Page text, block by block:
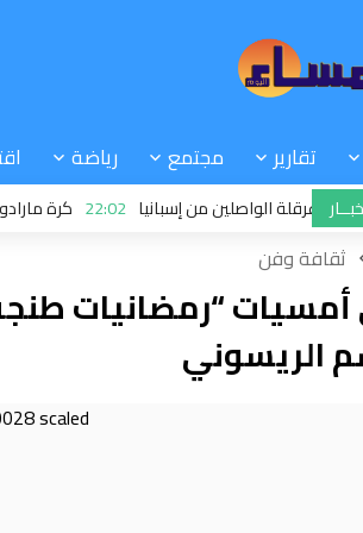
تقارير مجتمع رياضة
الواصلين من إسبانيا 22:02 كرة مارادونا:
ثقافة وفن
أمسيات “رمضانيات
الريسوني